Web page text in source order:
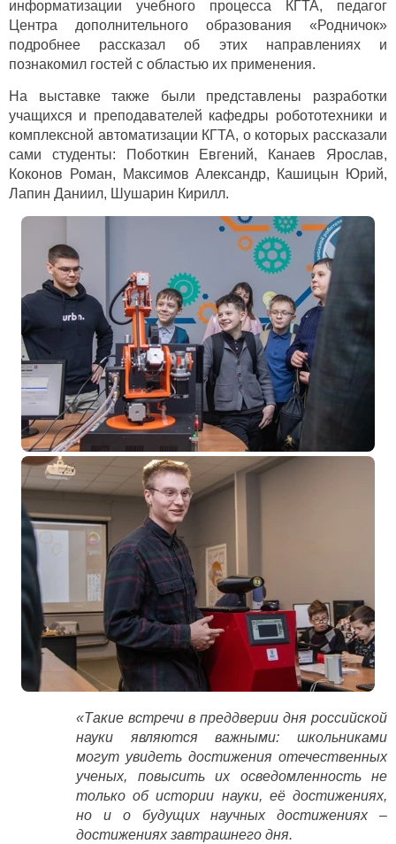
информатизации учебного процесса КГТА, педагог
Центра дополнительного образования «Родничок»
подробнее рассказал об этих направлениях и
познакомил гостей с областью их применения.
На выставке также были представлены разработки
учащихся и преподавателей кафедры робототехники и
комплексной автоматизации КГТА, о которых рассказали
сами студенты: Поботкин Евгений, Канаев Ярослав,
Коконов Роман, Максимов Александр, Кашицын Юрий,
Лапин Даниил, Шушарин Кирилл.
«Такие встречи в преддверии дня российской
науки являются важными: школьниками
могут увидеть достижения отечественных
ученых, повысить их осведомленность не
только об истории науки, её достижениях,
но и о будущих научных достижениях –
достижениях завтрашнего дня.